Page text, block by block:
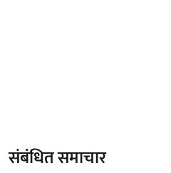
संबंधित समाचार